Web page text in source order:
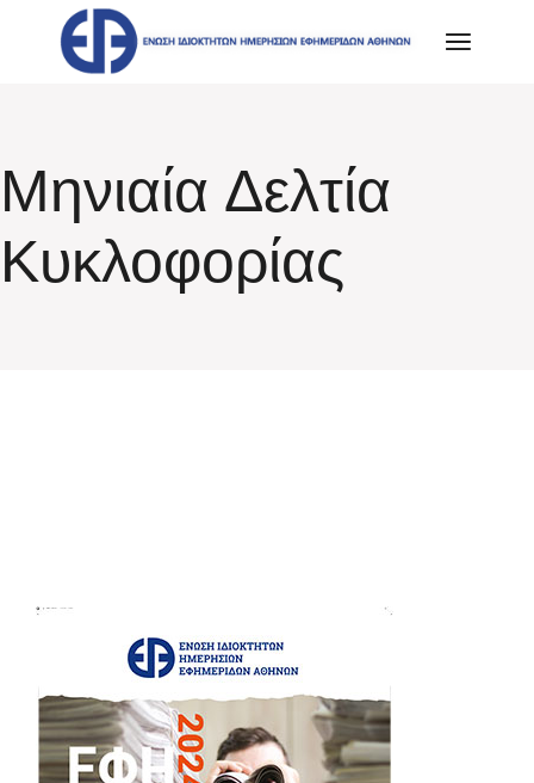
content
Μηνιαία Δελτία
Κυκλοφορίας